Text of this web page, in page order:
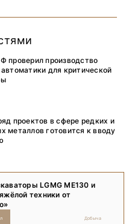
проверил производство
для критической
проектов в сфере редких и
металлов готовится к вводу
LGMG ME130 и
техники от
Добыча